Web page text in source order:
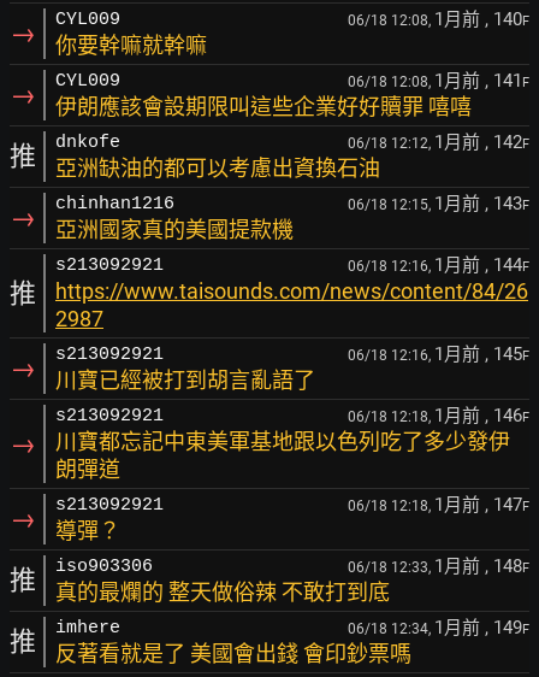
→ CYL009 06/18 12:08, 1月前 , 140F
你要幹嘛就幹嘛
→ CYL009 06/18 12:08, 1月前 , 141 F
伊朗應該會設期限叫這些企業好好贖罪 嘻嘻
推 dnkofe 06/18 12:12, 1月前 , 142F
亞洲缺油的都可以考慮出資換石油
→ chinhan1216 06/18 12:15, 1月前 , 143F
亞洲國家真的美國提款機
推
s213092921 06/18 12:16, 1月前 , 144F
https://www.taisounds.com/news/content/84/26
2987
→ s213092921 06/18 12:16, 1月前 , 145F
川寶已經被打到胡言亂語了
→
s213092921 06/18 12:18, 1月前 , 146F
川寶都忘記中東美軍基地跟以色列吃了多少發伊
朗彈道
→ s213092921 06/18 12:18, 1月前 , 147F
導彈？
推 iso903306 06/18 12:33, 1月前 , 148F
真的最爛的 整天做俗辣 不敢打到底
推 imhere 06/18 12:34, 1月前 , 149F
反著看就是了 美國會出錢 會印鈔票嗎